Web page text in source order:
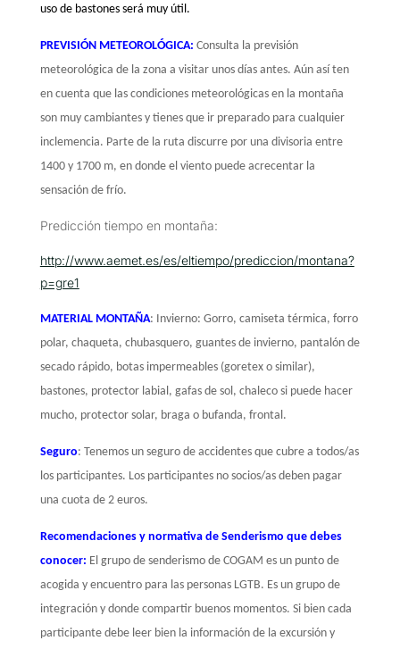
uso de bastones será muy útil.
PREVISIÓN METEOROLÓGICA: Consulta la previsión
meteorológica de la zona a visitar unos días antes. Aún así ten
en cuenta que las condiciones meteorológicas en la montaña
son muy cambiantes y tienes que ir preparado para cualquier
inclemencia. Parte de la ruta discurre por una divisoria entre
1400 y 1700 m, en donde el viento puede acrecentar la
sensación de frío.
Predicción tiempo en montaña:
http://www.aemet.es/es/eltiempo/prediccion/montana?
p=gre1
MATERIAL MONTAÑA: Invierno: Gorro, camiseta térmica, forro
polar, chaqueta, chubasquero, guantes de invierno, pantalón de
secado rápido, botas impermeables (goretex o similar),
bastones, protector labial, gafas de sol, chaleco si puede hacer
mucho, protector solar, braga o bufanda, frontal.
Seguro: Tenemos un seguro de accidentes que cubre a todos/as
los participantes. Los participantes no socios/as deben pagar
una cuota de 2 euros.
Recomendaciones y normativa de Senderismo que debes
conocer: El grupo de senderismo de COGAM es un punto de
acogida y encuentro para las personas LGTB. Es un grupo de
integración y donde compartir buenos momentos. Si bien cada
participante debe leer bien la información de la excursión y